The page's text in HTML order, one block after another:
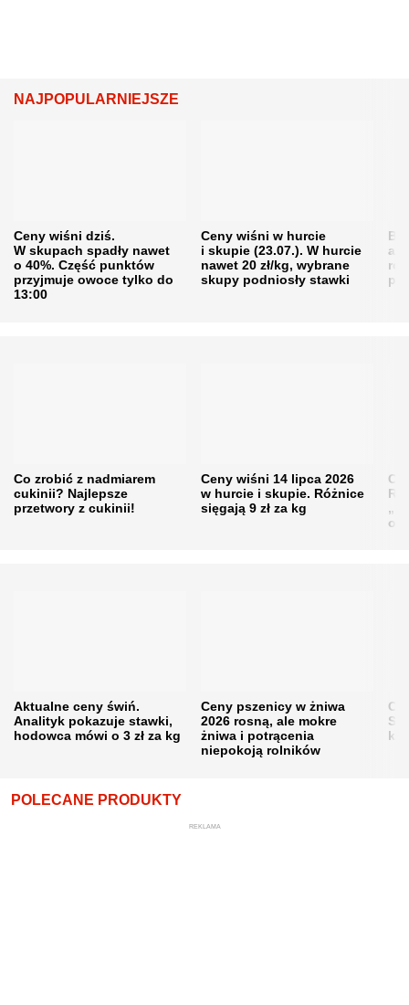
NAJPOPULARNIEJSZE
Ceny wiśni dziś.
W skupach spadły nawet
o 40%. Część punktów
przyjmuje owoce tylko do
13:00
Ceny wiśni w hurcie
i skupie (23.07.). W hurcie
nawet 20 zł/kg, wybrane
skupy podniosły stawki
Co zrobić z nadmiarem
cukinii? Najlepsze
przetwory z cukinii!
Ceny wiśni 14 lipca 2026
w hurcie i skupie. Różnice
sięgają 9 zł za kg
Aktualne ceny świń.
Analityk pokazuje stawki,
hodowca mówi o 3 zł za kg
Ceny pszenicy w żniwa
2026 rosną, ale mokre
żniwa i potrącenia
niepokoją rolników
POLECANE PRODUKTY
REKLAMA